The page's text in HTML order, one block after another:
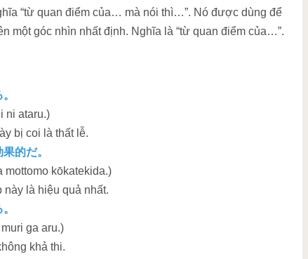
“từ quan điểm của… mà nói thì…”. Nó được dùng để
một góc nhìn nhất định. Nghĩa là “từ quan điểm của…”.
ni ataru.)
bị coi là thất lễ.
的だ。
mottomo kōkatekida.)
là hiệu quả nhất.
ga aru.)
khả thi.